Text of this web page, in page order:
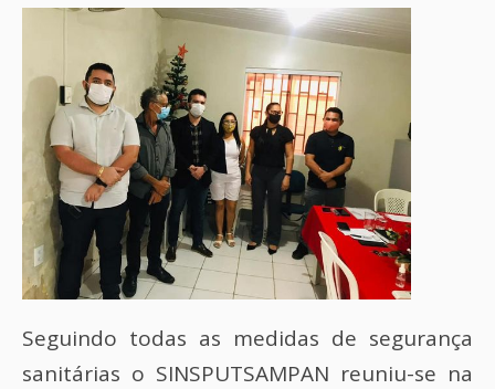
Seguindo todas as medidas de segurança
sanitárias o SINSPUTSAMPAN reuniu-se na